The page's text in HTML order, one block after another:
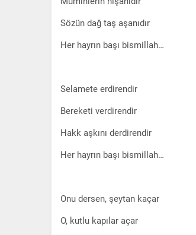
Sözün dağ taş aşanıdır
Her hayrın başı bismillah…
Selamete erdirendir
Bereketi verdirendir
Hakk aşkını derdirendir
Her hayrın başı bismillah…
Onu dersen, şeytan kaçar
O, kutlu kapılar açar